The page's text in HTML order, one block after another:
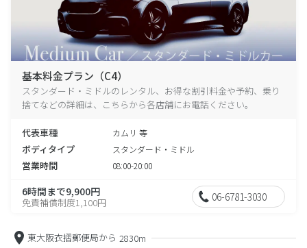
基本料金プラン（C4）
スタンダード・ミドルのレンタル、お得な割引料金や予約、乗り
捨てなどの詳細は、こちらから各店舗にお電話ください。
代表車種 カムリ 等
ボディタイプ スタンダード・ミドル
営業時間 08:00-20:00
6時間まで9,900円
免責補償制度1,100円 06-6781-3030
東大阪衣摺郵便局から 2830m